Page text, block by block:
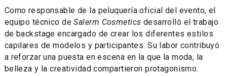
Como responsable de la peluquería oficial del evento, el
equipo técnico deSalerm Cosmetics desarrolló el trabajo
de backstage encargado de crear los diferentes estilos
capilares de modelos y participantes. Su labor contribuyó
a reforzar una puesta en escena en la que la moda, la
belleza y la creatividad compartieron protagonismo.